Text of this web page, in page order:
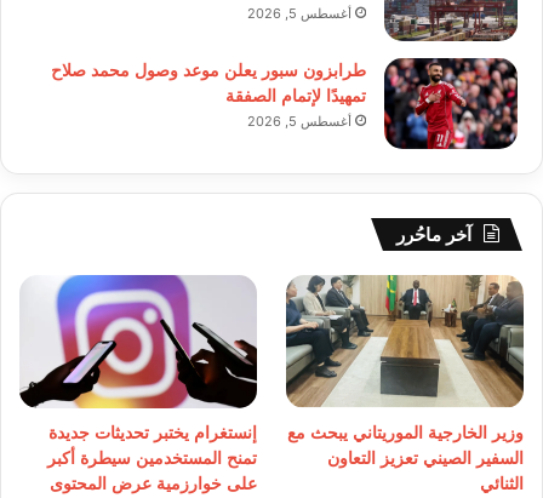
أغسطس 5, 2026
طرابزون سبور يعلن موعد وصول محمد صلاح
تمهيدًا لإتمام الصفقة
أغسطس 5, 2026
آخر ماحُرر
وزير الخارجية الموريتاني يبحث مع
السفير الصيني تعزيز التعاون
الثنائي
إنستغرام يختبر تحديثات جديدة
تمنح المستخدمين سيطرة أكبر
على خوارزمية عرض المحتوى